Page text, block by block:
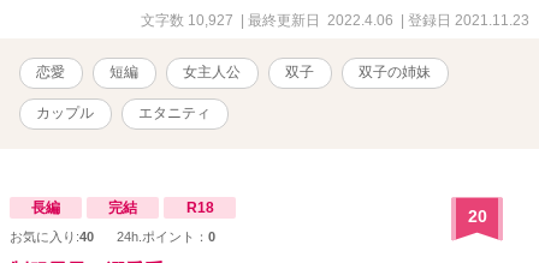
文字数 10,927 | 最終更新日 2022.4.06 | 登録日 2021.11.23
恋愛 短編 女主人公 双子 双子の姉妹
カップル エタニティ
長編 完結 R18
お気に入り:40 24h.ポイント： 0
20